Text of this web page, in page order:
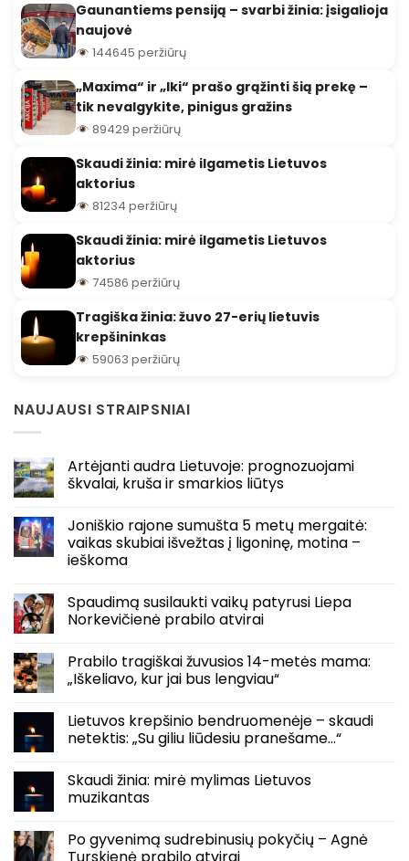
Gaunantiems pensiją – svarbi žinia: įsigalioja
naujovė
144645 peržiūrų
„Maxima“ ir „Iki“ prašo grąžinti šią prekę –
tik nevalgykite, pinigus gražins
89429 peržiūrų
Skaudi žinia: mirė ilgametis Lietuvos
aktorius
81234 peržiūrų
Skaudi žinia: mirė ilgametis Lietuvos
aktorius
74586 peržiūrų
Tragiška žinia: žuvo 27-erių lietuvis
krepšininkas
59063 peržiūrų
NAUJAUSI STRAIPSNIAI
Artėjanti audra Lietuvoje: prognozuojami
škvalai, kruša ir smarkios liūtys
Joniškio rajone sumušta 5 metų mergaitė:
vaikas skubiai išvežtas į ligoninę, motina –
ieškoma
Spaudimą susilaukti vaikų patyrusi Liepa
Norkevičienė prabilo atvirai
Prabilo tragiškai žuvusios 14-metės mama:
„Iškeliavo, kur jai bus lengviau“
Lietuvos krepšinio bendruomenėje – skaudi
netektis: „Su giliu liūdesiu pranešame…“
Skaudi žinia: mirė mylimas Lietuvos
muzikantas
Po gyvenimą sudrebinusių pokyčių – Agnė
Turskienė prabilo atvirai